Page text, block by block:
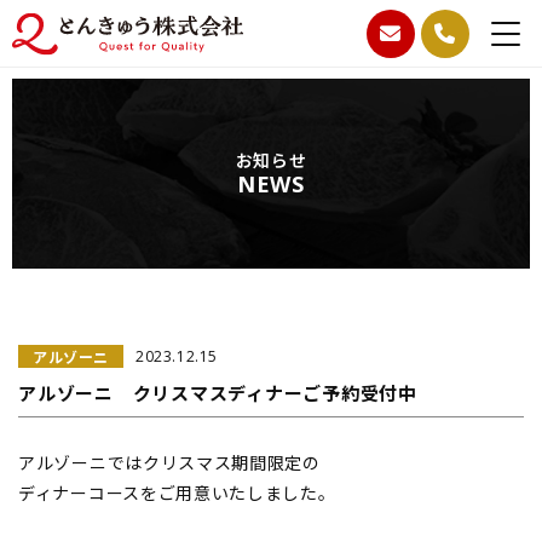
お知らせ
NEWS
アルゾーニ 2023.12.15
アルゾーニ クリスマスディナーご予約受付中
アルゾーニではクリスマス期間限定の
ディナーコースをご用意いたしました。